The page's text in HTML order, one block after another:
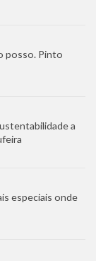
posso. Pinto
a
especiais onde